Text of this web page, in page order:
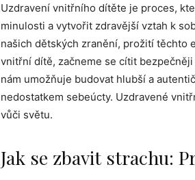
Uzdravení vnitřního dítěte je proces,
minulosti a vytvořit zdravější vztah k
našich dětských zranění, prožití těchto
vnitřní dítě, začneme se cítit
nám umožňuje budovat hlubší a
nedostatkem sebeúcty. Uzdravené
vůči světu.
Jak se zbavit strachu: